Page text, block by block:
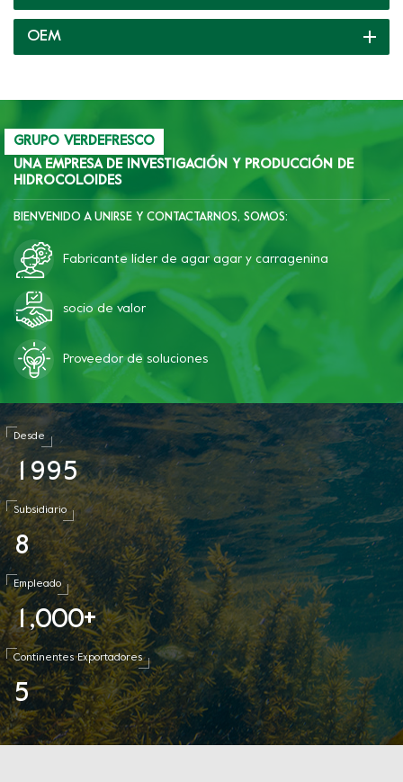
proteína de soja, almidón y
otros ingredientes, lo que
la salchicha, y mejorar
congelación del almidón.
OEM
GRUPO VERDEFRESCO
UNA EMPRESA DE INVESTIGACIÓN Y PRODUCCIÓN DE
HIDROCOLOIDES
BIENVENIDO A UNIRSE Y CONTACTARNOS, SOMOS:
Fabricante líder de agar agar y carragenina
socio de valor
Proveedor de soluciones
Desde
1 995
Subsidiario
8
Empleado
1 ,000+
Continentes Exportadores
5